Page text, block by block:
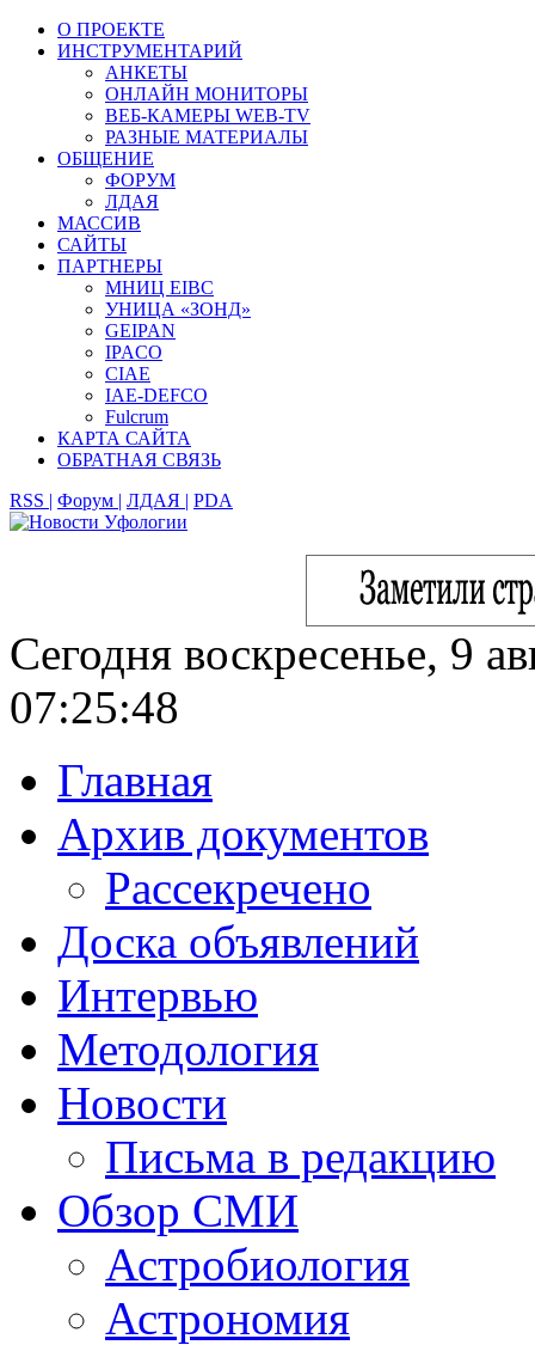
О ПРОЕКТЕ
ИНСТРУМЕНТАРИЙ
АНКЕТЫ
ОНЛАЙН МОНИТОРЫ
ВЕБ-КАМЕРЫ WEB-TV
РАЗНЫЕ МАТЕРИАЛЫ
ОБЩЕНИЕ
ФОРУМ
ЛДАЯ
МАССИВ
САЙТЫ
ПАРТНЕРЫ
МНИЦ EIBC
УНИЦА «ЗОНД»
GEIPAN
IPACO
CIAE
IAE-DEFCO
Fulcrum
КАРТА САЙТА
ОБРАТНАЯ СВЯЗЬ
RSS | Форум | ЛДАЯ | PDA
Сегодня воскресенье, 9
07:25:49
Главная
Архив документов
Рассекречено
Доска объявлений
Интервью
Методология
Новости
Письма в редакцию
Обзор СМИ
Астробиология
Астрономия